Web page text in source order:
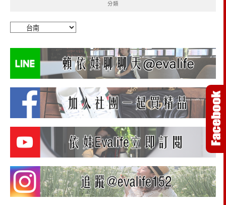
分類